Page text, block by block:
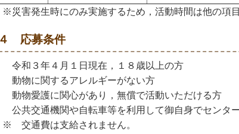
災害発生時にのみ実施するため，活動時間は他の項目
４ 応募条件
令和３年４月１日現在，１８歳以上の方
動物に関するアレルギーがない方
動物愛護に関心があり，無償で活動いただける方
公共交通機関や自転車等を利用して御自身でセンタ
交通費は支給されません。